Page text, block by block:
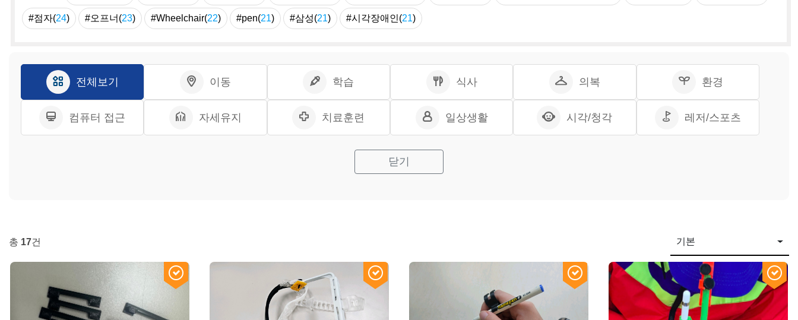
#점자(24) #오프너(23) #Wheelchair(22) #pen(21) #삼성(21) #시각장애인(21)
전체보기 이동 학습 식사 의복 환경
컴퓨터 접근 자세유지 치료훈련 일상생활 시각/청각 레저/스포츠
닫기
총 17건 기본